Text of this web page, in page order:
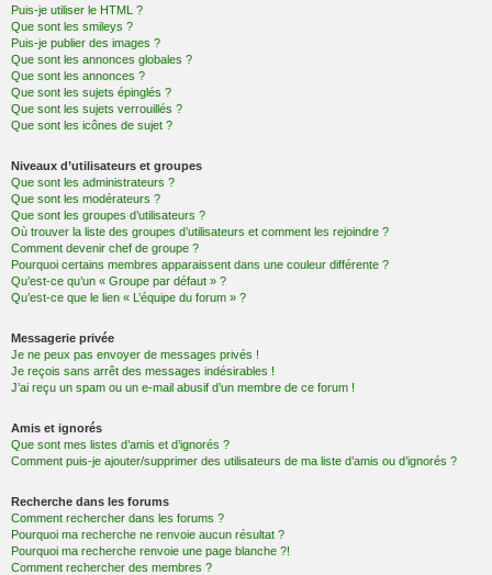
Puis-je utiliser le HTML ?
Que sont les smileys ?
Puis-je publier des images ?
Que sont les annonces globales ?
Que sont les annonces ?
Que sont les sujets épinglés ?
Que sont les sujets verrouillés ?
Que sont les icônes de sujet ?
Niveaux d’utilisateurs et groupes
Que sont les administrateurs ?
Que sont les modérateurs ?
Que sont les groupes d’utilisateurs ?
Où trouver la liste des groupes d’utilisateurs et comment les rejoindre ?
Comment devenir chef de groupe ?
Pourquoi certains membres apparaissent dans une couleur différente ?
Qu’est-ce qu’un « Groupe par défaut » ?
Qu’est-ce que le lien « L’équipe du forum » ?
Messagerie privée
Je ne peux pas envoyer de messages privés !
Je reçois sans arrêt des messages indésirables !
J’ai reçu un spam ou un e-mail abusif d’un membre de ce forum !
Amis et ignorés
Que sont mes listes d’amis et d’ignorés ?
Comment puis-je ajouter/supprimer des utilisateurs de ma liste d’amis ou d’ignorés ?
Recherche dans les forums
Comment rechercher dans les forums ?
Pourquoi ma recherche ne renvoie aucun résultat ?
Pourquoi ma recherche renvoie une page blanche ?!
Comment rechercher des membres ?